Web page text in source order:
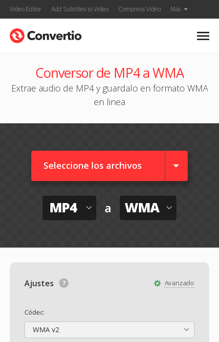
Video Editor Add Subtitles to Video Compress Video Más
Conversor de MP4 a WMA
Extrae audio de MP4 y guardalo en formato WMA
en linea
Seleccione los archivos
MP4 a WMA
Avanzado
Ajustes
Códec:
WMA v2